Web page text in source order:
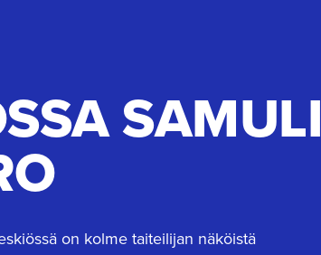
SAMULI
on kolme taiteilijan näköistä